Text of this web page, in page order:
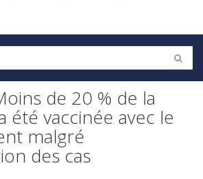
de 20 % de la
été vaccinée avec le
malgré
des cas